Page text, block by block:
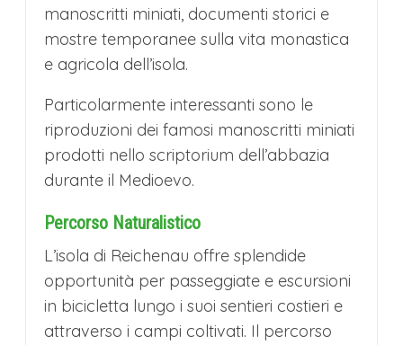
manoscritti miniati, documenti storici e
mostre temporanee sulla vita monastica
e agricola dell’isola.
Particolarmente interessanti sono le
riproduzioni dei famosi manoscritti miniati
prodotti nello scriptorium dell’abbazia
durante il Medioevo.
Percorso Naturalistico
L’isola di Reichenau offre splendide
opportunità per passeggiate e escursioni
in bicicletta lungo i suoi sentieri costieri e
attraverso i campi coltivati. Il percorso